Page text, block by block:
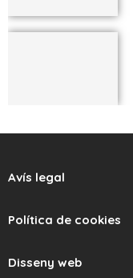
Avís legal
Política de cookies
Disseny web